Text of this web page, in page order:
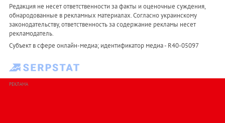
Редакция не несет ответственности за факты и оценочные суждения,
обнародованные в рекламных материалах. Согласно украинскому
законодательству, ответственность за содержание рекламы несет
рекламодатель.
Субъект в сфере онлайн-медиа; идентификатор медиа - R40-05097
РЕКЛАМА